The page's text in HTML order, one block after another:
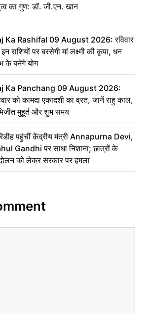
का गुण: डॉ. जी.एन. खान
Ka Rashifal 09 August 2026: रविवार
राशियों पर बरसेगी मां लक्ष्मी की कृपा, धन
के बनेंगे योग
Ka Panchang 09 August 2026:
को कामदा एकादशी का व्रत, जानें राहु काल,
मुहूर्त और शुभ समय
पहुंचीं केंद्रीय मंत्री Annapurna Devi,
Gandhi पर साधा निशाना; छात्रों के
को लेकर सरकार पर हमला